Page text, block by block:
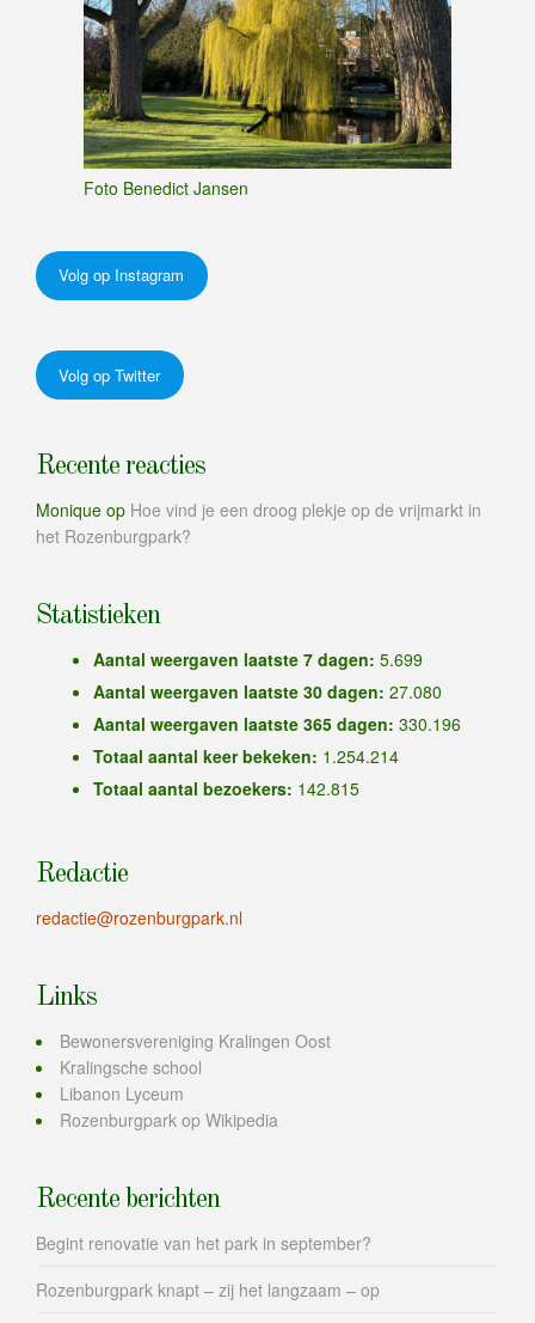
Foto Benedict Jansen
Volg op Instagram
Volg op Twitter
Recente reacties
Monique op Hoe vind je een droog plekje op de vrijmarkt in
het Rozenburgpark?
Statistieken
Aantal weergaven laatste 7 dagen: 5.699
Aantal weergaven laatste 30 dagen: 27.080
Aantal weergaven laatste 365 dagen: 330.196
Totaal aantal keer bekeken: 1.254.214
Totaal aantal bezoekers: 142.815
Redactie
redactie@rozenburgpark.nl
Links
Bewonersvereniging Kralingen Oost
Kralingsche school
Libanon Lyceum
Rozenburgpark op Wikipedia
Recente berichten
Begint renovatie van het park in september?
Rozenburgpark knapt – zij het langzaam – op